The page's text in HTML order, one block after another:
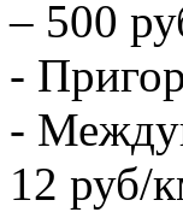
– 500
-
-
12 руб/